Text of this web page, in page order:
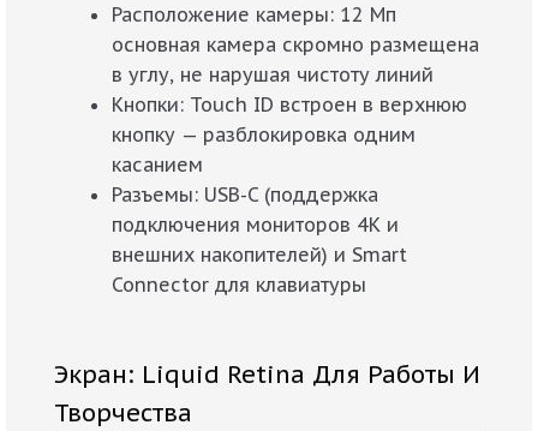
Расположение камеры: 12 Мп
основная камера скромно размещена
в углу, не нарушая чистоту линий
Кнопки: Touch ID встроен в верхнюю
кнопку — разблокировка одним
касанием
Разъемы: USB-C (поддержка
подключения мониторов 4K и
внешних накопителей) и Smart
Connector для клавиатуры
Экран: Liquid Retina Для Работы И
Творчества